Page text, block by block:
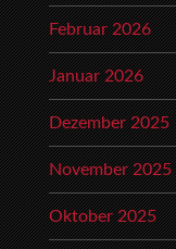
Februar 2026
Januar 2026
Dezember 2025
November 2025
Oktober 2025